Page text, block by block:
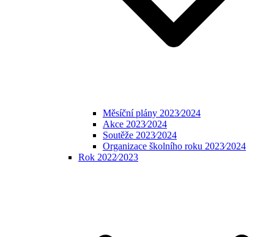
Měsíční plány 2023⁄2024
Akce 2023⁄2024
Soutěže 2023⁄2024
Organizace školního roku 2023⁄2024
Rok 2022⁄2023